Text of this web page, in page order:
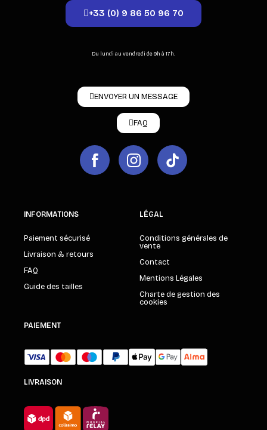
+33 (0) 9 86 50 96 70
Du lundi au vendredi de 9h à 17h.
ENVOYER UN MESSAGE
FAQ
INFORMATIONS
Paiement sécurisé
Livraison & retours
FAQ
Guide des tailles
LÉGAL
Conditions générales de
vente
Contact
Mentions Légales
Charte de gestion des
cookies
PAIEMENT
LIVRAISON